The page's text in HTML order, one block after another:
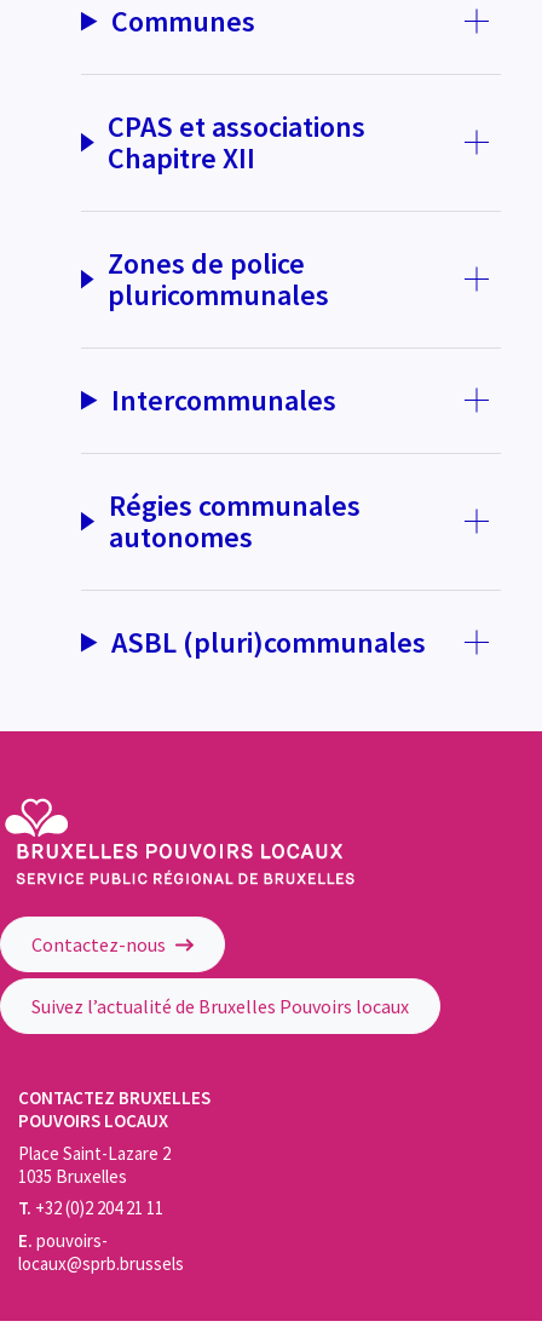
Communes
CPAS et associations
Chapitre XII
Zones de police
pluricommunales
Intercommunales
Régies communales
autonomes
ASBL (pluri)communales
Contactez-nous
Suivez l’actualité de Bruxelles Pouvoirs locaux
CONTACTEZ BRUXELLES
POUVOIRS LOCAUX
Place Saint-Lazare 2
1035 Bruxelles
T. +32 (0)2 204 21 11
E. pouvoirs-
locaux@sprb.brussels